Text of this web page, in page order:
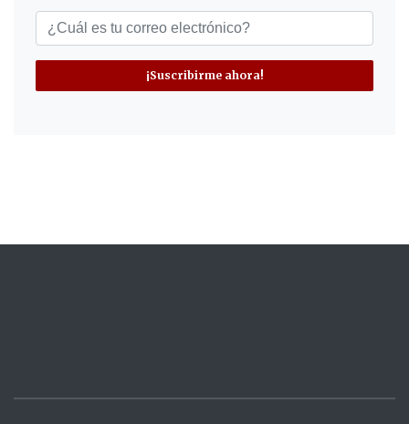
¡Suscribirme ahora!